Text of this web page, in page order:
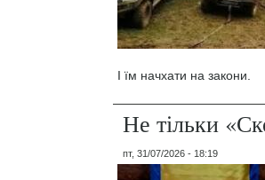
І їм начхати на закони.
Не тільки
пт, 31/07/2026 - 18:19